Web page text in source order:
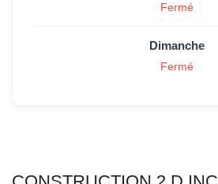
Fermé
Dimanche
Fermé